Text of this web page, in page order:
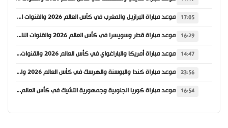
17:05 موعد مباراة البرازيل والمغرب في كأس العالم 2026 والقنوات الناقلة
16:29 موعد مباراة قطر وسويسرا في كأس العالم 2026 والقنوات الناقلة
14:47 موعد مباراة أمريكا والباراغواي في كأس العالم 2026 والقنوات الناقلة
23:56 موعد مباراة كندا والبوسنة والهرسك في كأس العالم 2026 والقنوات الناقلة
16:54 موعد مباراة كوريا الجنوبية وجمهورية التشيك في كأس العالم 2026 والقنوات الناقلة